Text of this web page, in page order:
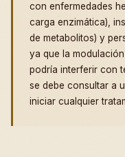
con enfermedades
carga enzimática),
de metabolitos) y
ya que la
podría interferir con
se debe consultar a
iniciar cualquier